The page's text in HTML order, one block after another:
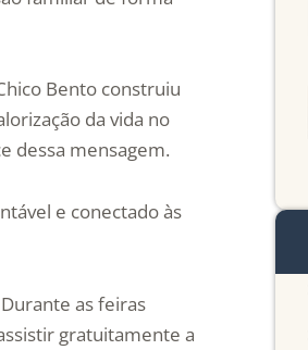
Bento construiu
da vida no
dessa mensagem.
e conectado às
as feiras
gratuitamente a